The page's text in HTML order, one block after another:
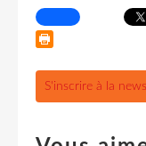
S'inscrire à la